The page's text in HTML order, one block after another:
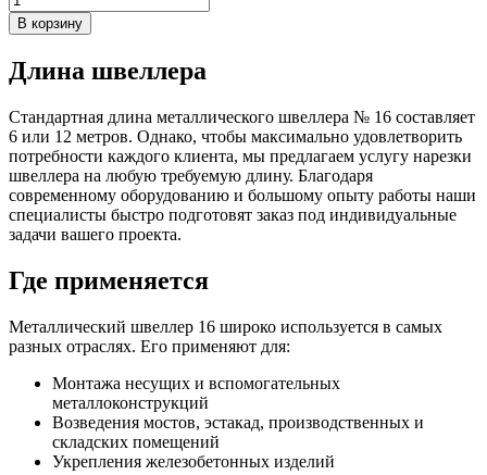
В корзину
Длина швеллера
Стандартная длина металлического швеллера № 16 составляет
6 или 12 метров. Однако, чтобы максимально удовлетворить
потребности каждого клиента, мы предлагаем услугу нарезки
швеллера на любую требуемую длину. Благодаря
современному оборудованию и большому опыту работы наши
специалисты быстро подготовят заказ под индивидуальные
задачи вашего проекта.
Где применяется
Металлический швеллер 16 широко используется в самых
разных отраслях. Его применяют для:
Монтажа несущих и вспомогательных
металлоконструкций
Возведения мостов, эстакад, производственных и
складских помещений
Укрепления железобетонных изделий